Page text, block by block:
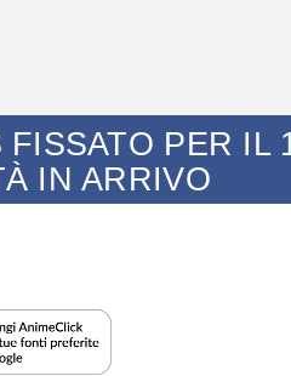
PER IL
IN ARRIVO